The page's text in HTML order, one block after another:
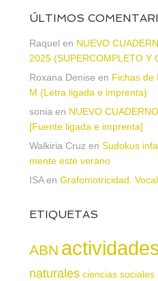
ÚLTIMOS
Raquel en NUEVO
2025 (SUPERCOMPLETO Y
Roxana Denise en Fichas de
M (Letra ligada e imprenta)
sonia en NUEVO
[Fuente ligada e imprenta]
Walkiria Cruz en Sudokus
mente este verano
ISAen Grafomotricidad.
ETIQUETAS
ABN
naturales ciencias sociales